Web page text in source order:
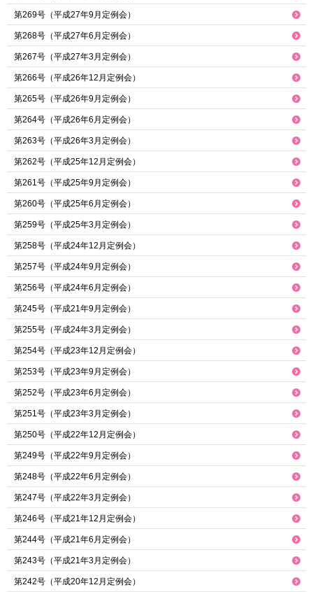
第269号（平成27年9月定例会）
第268号（平成27年6月定例会）
第267号（平成27年3月定例会）
第266号（平成26年12月定例会）
第265号（平成26年9月定例会）
第264号（平成26年6月定例会）
第263号（平成26年3月定例会）
第262号（平成25年12月定例会）
第261号（平成25年9月定例会）
第260号（平成25年6月定例会）
第259号（平成25年3月定例会）
第258号（平成24年12月定例会）
第257号（平成24年9月定例会）
第256号（平成24年6月定例会）
第245号（平成21年9月定例会）
第255号（平成24年3月定例会）
第254号（平成23年12月定例会）
第253号（平成23年9月定例会）
第252号（平成23年6月定例会）
第251号（平成23年3月定例会）
第250号（平成22年12月定例会）
第249号（平成22年9月定例会）
第248号（平成22年6月定例会）
第247号（平成22年3月定例会）
第246号（平成21年12月定例会）
第244号（平成21年6月定例会）
第243号（平成21年3月定例会）
第242号（平成20年12月定例会）